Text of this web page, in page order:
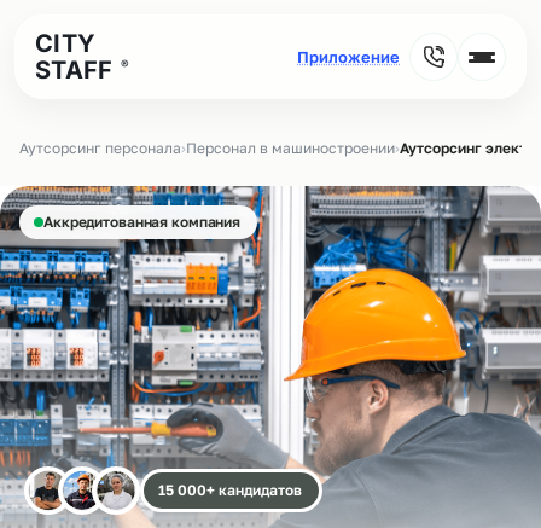
CITY
STAFF
®
Аутсорсинг персонала›Персонал в машиностроении›Аутсорсинг
Аккредитованная компания
15 000+ кандидатов